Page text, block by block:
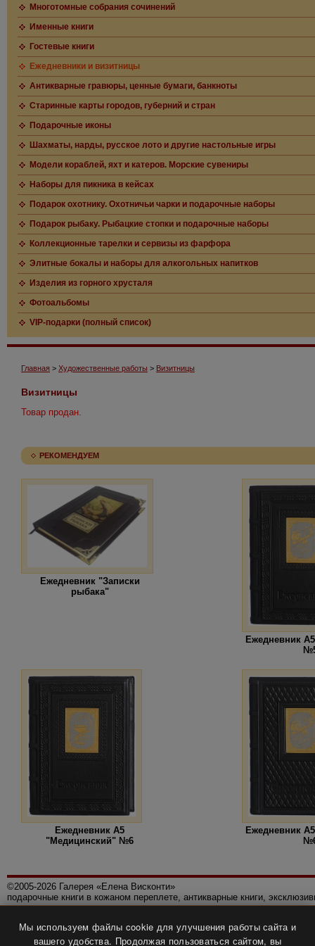
Многотомные собрания сочинений
Именные книги
Гостевые книги
Ежедневники и визитницы
Антикварные гравюры, ценные бумаги, банкноты
Старинные карты городов, губерний и стран
Подарочные иконы
Шахматы, нарды, русское лото и другие настольные игры
Модели кораблей, яхт и катеров. Морские сувениры
Наборы для пикника в кейсах
Подарок охотнику. Охотничьи чарки и подарочные наборы
Подарок рыбаку. Рыбацкие стопки и подарочные наборы
Коллекционные тарелки и сервизы из фарфора
Элитные бокалы и наборы для алкогольных напитков
Изделия из горного хрусталя
Фотоальбомы
VIP-подарки (полный список)
Главная > Художественные работы > Визитницы
Визитницы
Товар продан.
РЕКОМЕНДУЕМ
Ежедневник "Записки
рыбака"
Ежедневник
Ежедневник А5
"Медицинский" №6
Ежедневник
©2005-2026 Галерея «Елена Висконти»
подарочные книги в кожаном переплете, антикварные книги,
Политика конфиденциальности
Мы используем файлы cookie для улучшения работы сайта и
вашего удобства. Продолжая пользоваться сайтом, вы